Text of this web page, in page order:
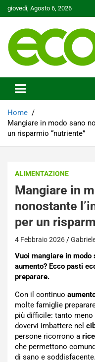
Skip
to
giovedì, Agosto 6, 2026
Ecoo.it
Home
Mangiare in modo sano
un risparmio “nutriente”
ALIMENTAZIONE
Mangiare in
nonostante
per un
4 Febbraio 2026
Vuoi mangiare in modo
aumento? Ecco pasti
preparare.
Con il continuo
molte famiglie
più difficile: tanto
dovervi imbattere nel
persone ricorrono a
che permettono
di sano e